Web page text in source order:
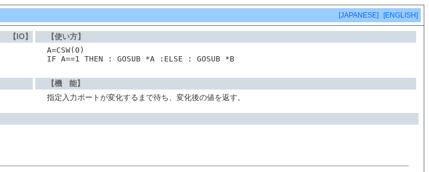
[JAPANESE] [ENGLISH]
【IO】 【使い方】
A=CSW(0)
IF A==1 THEN : GOSUB *A :ELSE : GOSUB *B
【機 能】
指定入力ポートが変化するまで待ち、変化後の値を返す。